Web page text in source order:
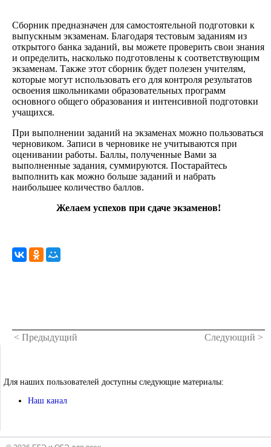
Сборник предназначен для самостоятельной подготовки к
выпускным экзаменам. Благодаря тестовым заданиям из
открытого банка заданий, вы можете проверить свои знания
и определить, насколько подготовлены к соответствующим
экзаменам. Также этот сборник будет полезен учителям,
которые могут использовать его для контроля результатов
освоения школьниками образовательных программ
основного общего образования и интенсивной подготовки
учащихся.
При выполнении заданий на экзаменах можно пользоваться
черновиком. Записи в черновике не учитываются при
оценивании работы. Баллы, полученные Вами за
выполненные задания, суммируются. Постарайтесь
выполнить как можно больше заданий и набрать
наибольшее количество баллов.
Желаем успехов при сдаче экзаменов!
< Предыдущий Следующий >
Для наших пользователей доступны следующие материалы:
Наш канал